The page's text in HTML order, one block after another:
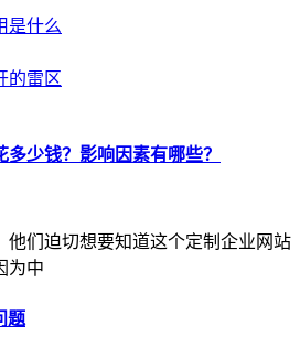
是什么
的雷区
少钱？影响因素有哪些？
他们迫切想要知道这个定制企业网站
为中
题